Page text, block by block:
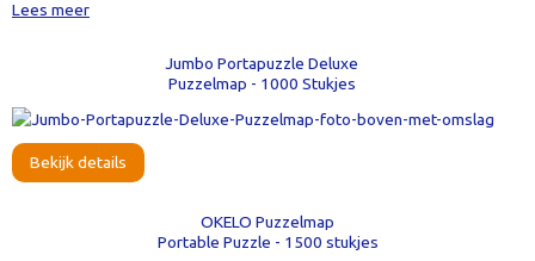
Lees meer
Jumbo Portapuzzle Deluxe
Puzzelmap - 1000 Stukjes
Bekijk details
OKELO Puzzelmap
Portable Puzzle - 1500 stukjes